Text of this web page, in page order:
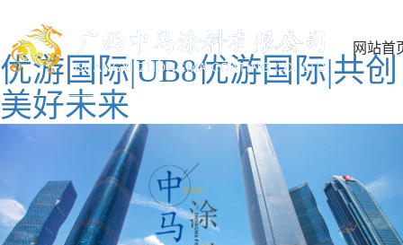
优游国际|UB8优游国际|共创
美好未来
网站首